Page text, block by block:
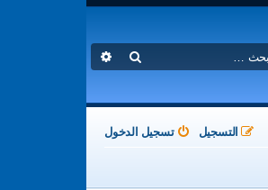
بحث
تسجيل الدخول
التسجيل